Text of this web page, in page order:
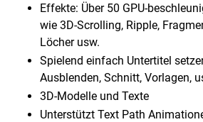
Effekte: Über 50 GPU-
wie 3D-Scrolling, Ripple,
Löcher usw.
Spielend einfach Untertitel
Ausblenden, Schnitt, Vorlagen,
3D-Modelle und Texte
Unterstützt Text Path